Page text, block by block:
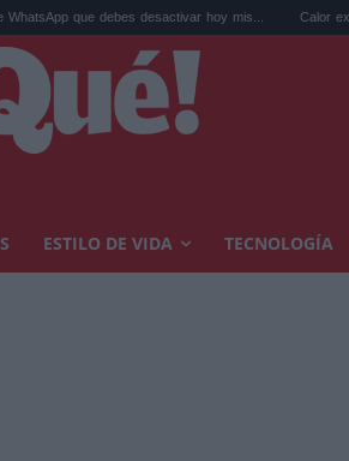
debes desactivar hoy mis... Calor extremo y
ESTILO DE VIDA TECNOLOGÍA